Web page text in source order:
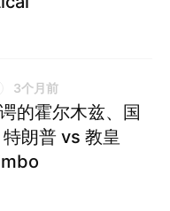
3个月前
的霍尔木兹、国
朗普 vs 教皇